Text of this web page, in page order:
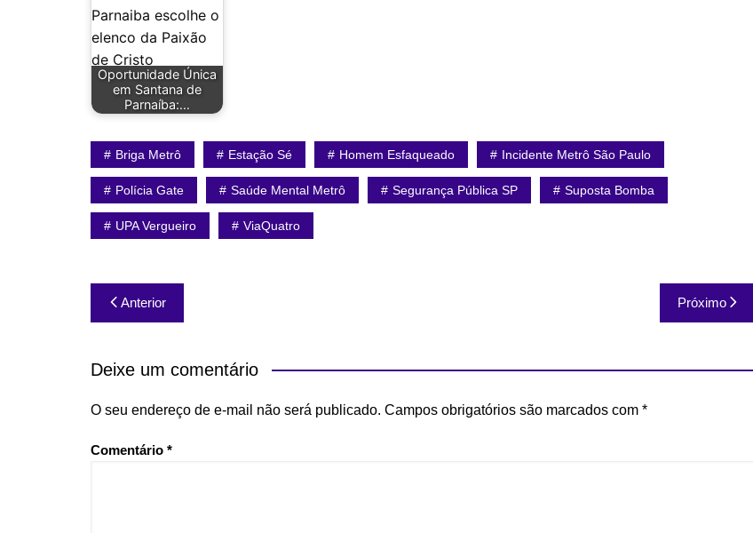
Oportunidade Única
em Santana de
Parnaíba:…
Briga Metrô Estação Sé Homem Esfaqueado Incidente Metrô São Paulo
Polícia Gate Saúde Mental Metrô Segurança Pública SP Suposta Bomba
UPA Vergueiro ViaQuatro
Navegação
de
Post
Anterior Próximo
Deixe um comentário
O seu endereço de e-mail não será publicado. Campos obrigatórios são marcados com *
Comentário *